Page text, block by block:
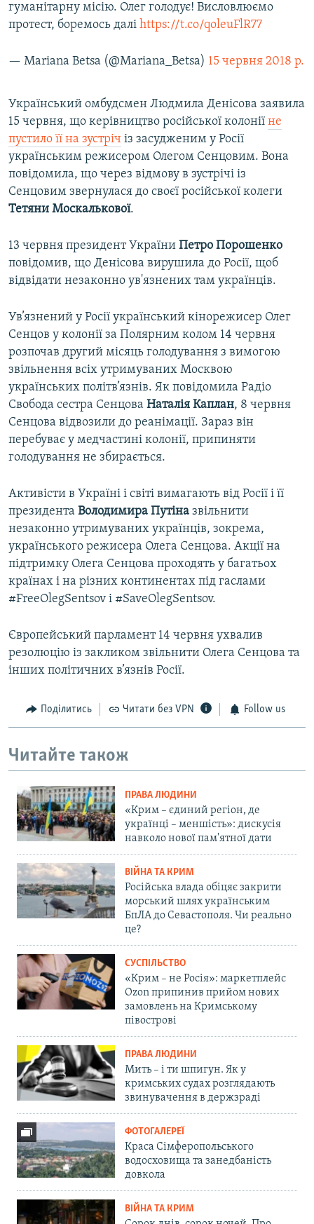
гуманітарну місію. Олег голодує! Висловлюємо
протест, боремось далі https://t.co/qoleuFlR77
— Mariana Betsa (@Mariana_Betsa) 15 червня 2018 р.
Український омбудсмен Людмила Денісова заявила
15 червня, що керівництво російської колонії не
пустило її на зустріч із засудженим у Росії
українським режисером Олегом Сенцовим. Вона
повідомила, що через відмову в зустрічі із
Сенцовим звернулася до своєї російської колеги
Тетяни Москалькової.
13 червня президент України Петро Порошенко
повідомив, що Денісова вирушила до Росії, щоб
відвідати незаконно ув'язнених там українців.
Ув’язнений у Росії український кінорежисер Олег
Сенцов у колонії за Полярним колом 14 червня
розпочав другий місяць голодування з вимогою
звільнення всіх утримуваних Москвою
українських політв’язнів. Як повідомила Радіо
Свобода сестра Сенцова Наталія Каплан, 8 червня
Сенцова відвозили до реанімації. Зараз він
перебуває у медчастині колонії, припиняти
голодування не збирається.
Активісти в Україні і світі вимагають від Росії і її
президента Володимира Путіна звільнити
незаконно утримуваних українців, зокрема,
українського режисера Олега Сенцова. Акції на
підтримку Олега Сенцова проходять у багатьох
країнах і на різних континентах під гаслами
#FreeOlegSentsov і #SaveOlegSentsov.
Європейський парламент 14 червня ухвалив
резолюцію із закликом звільнити Олега Сенцова та
інших політичних в’язнів Росії.
Поділитись Читати без VPN Follow us
Читайте також
ПРАВА ЛЮДИНИ
«Крим – єдиний регіон, де
українці – меншість»: дискусія
навколо нової пам'ятної дати
ВІЙНА ТА КРИМ
Російська влада обіцяє закрити
морський шлях українським
БпЛА до Севастополя. Чи реально
це?
СУСПІЛЬСТВО
«Крим – не Росія»: маркетплейс
Ozon припинив прийом нових
замовлень на Кримському
півострові
ПРАВА ЛЮДИНИ
Мить – і ти шпигун. Як у
кримських судах розглядають
звинувачення в держзраді
ФОТОГАЛЕРЕЇ
Краса Сімферопольського
водосховища та занедбаність
довкола
ВІЙНА ТА КРИМ